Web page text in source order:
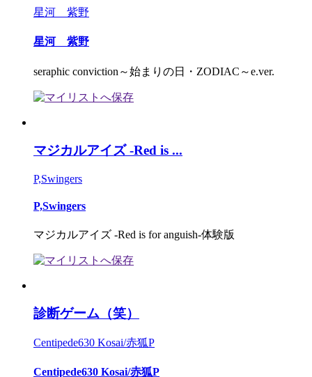
星河 紫野
星河 紫野
seraphic conviction～始まりの日・ZODIAC～e.ver.
マジカルアイズ -Red is ...
P,Swingers
P,Swingers
マジカルアイズ -Red is for anguish-体験版
診断ゲーム（笑）
Centipede630 Kosai/赤狐P
Centipede630 Kosai/赤狐P